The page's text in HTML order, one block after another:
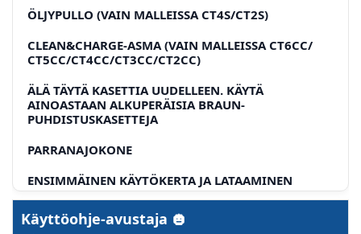
ÖLJYPULLO (VAIN MALLEISSA CT4S/CT2S)
CLEAN&CHARGE-ASMA (VAIN MALLEISSA CT6CC/
CT5CC/CT4CC/CT3CC/CT2CC)
ÄLÄ TÄYTÄ KASETTIA UUDELLEEN. KÄYTÄ
AINOASTAAN ALKUPERÄISIA BRAUN-
PUHDISTUSKASETTEJA
PARRANAJOKONE
ENSIMMÄINEN KÄYTÖKERTA JA LATAAMINEN
LATAUSKEHIKKO (KATSO KUVASARJA B)
Käyttöohje-avustaja